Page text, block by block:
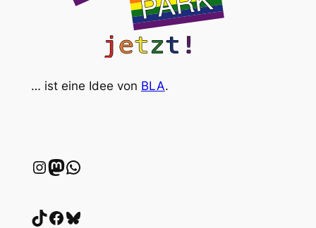
… ist eine Idee von BLA.
Instagramwien.rocks WhatsApp
TikTok Facebook Bluesky